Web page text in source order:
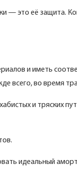
— это её защита.
и иметь
всего, во время
и тряских
идеальный